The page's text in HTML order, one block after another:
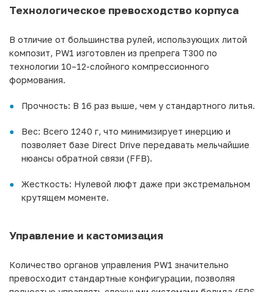
Технологическое превосходство корпуса
В отличие от большинства рулей, использующих литой
композит, PW1 изготовлен из препрега T300 по
технологии 10–12-слойного компрессионного
формования.
Прочность: В 16 раз выше, чем у стандартного литья.
Вес: Всего 1240 г, что минимизирует инерцию и
позволяет базе Direct Drive передавать мельчайшие
нюансы обратной связи (FFB).
Жесткость: Нулевой люфт даже при экстремальном
крутящем моменте.
Управление и кастомизация
Количество органов управления PW1 значительно
превосходит стандартные конфигурации, позволяя